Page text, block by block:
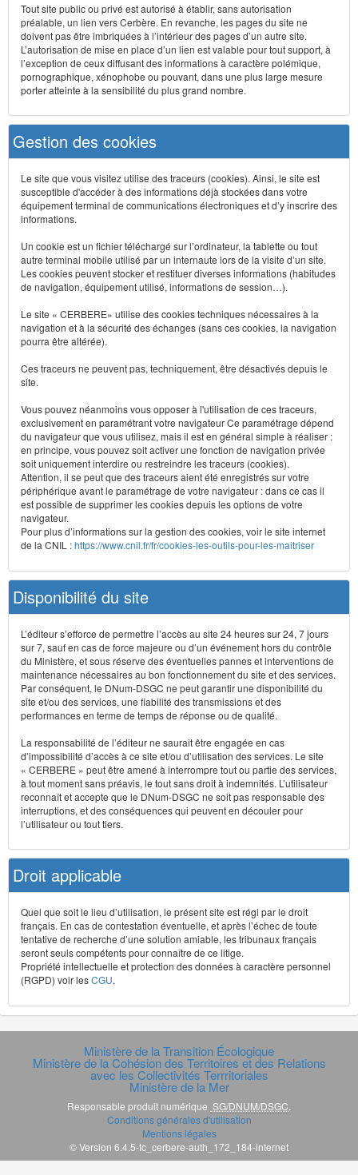
Tout site public ou privé est autorisé à établir, sans autorisation
préalable, un lien vers Cerbère. En revanche, les pages du site ne
doivent pas être imbriquées à l’intérieur des pages d’un autre site.
L’autorisation de mise en place d’un lien est valable pour tout support, à
l’exception de ceux diffusant des informations à caractère polémique,
pornographique, xénophobe ou pouvant, dans une plus large mesure
porter atteinte à la sensibilité du plus grand nombre.
Gestion des cookies
Le site que vous visitez utilise des traceurs (cookies). Ainsi, le site est
susceptible d'accéder à des informations déjà stockées dans votre
équipement terminal de communications électroniques et d’y inscrire des
informations.
Un cookie est un fichier téléchargé sur l’ordinateur, la tablette ou tout
autre terminal mobile utilisé par un internaute lors de la visite d’un site.
Les cookies peuvent stocker et restituer diverses informations (habitudes
de navigation, équipement utilisé, informations de session…).
Le site « CERBERE» utilise des cookies techniques nécessaires à la
navigation et à la sécurité des échanges (sans ces cookies, la navigation
pourra être altérée).
Ces traceurs ne peuvent pas, techniquement, être désactivés depuis le
site.
Vous pouvez néanmoins vous opposer à l'utilisation de ces traceurs,
exclusivement en paramétrant votre navigateur Ce paramétrage dépend
du navigateur que vous utilisez, mais il est en général simple à réaliser :
en principe, vous pouvez soit activer une fonction de navigation privée
soit uniquement interdire ou restreindre les traceurs (cookies).
Attention, il se peut que des traceurs aient été enregistrés sur votre
périphérique avant le paramétrage de votre navigateur : dans ce cas il
est possible de supprimer les cookies depuis les options de votre
navigateur.
Pour plus d’informations sur la gestion des cookies, voir le site internet
de la CNIL :https://www.cnil.fr/fr/cookies-les-outils-pour-les-maitriser
Disponibilité du site
L’éditeur s’efforce de permettre l’accès au site 24 heures sur 24, 7 jours
sur 7, sauf en cas de force majeure ou d’un événement hors du contrôle
du Ministère, et sous réserve des éventuelles pannes et interventions de
maintenance nécessaires au bon fonctionnement du site et des services.
Par conséquent, le DNum-DSGC ne peut garantir une disponibilité du
site et/ou des services, une fiabilité des transmissions et des
performances en terme de temps de réponse ou de qualité.
La responsabilité de l’éditeur ne saurait être engagée en cas
d’impossibilité d’accès à ce site et/ou d’utilisation des services. Le site
« CERBERE » peut être amené à interrompre tout ou partie des services,
à tout moment sans préavis, le tout sans droit à indemnités. L’utilisateur
reconnaît et accepte que le DNum-DSGC ne soit pas responsable des
interruptions, et des conséquences qui peuvent en découler pour
l’utilisateur ou tout tiers.
Droit applicable
Quel que soit le lieu d’utilisation, le présent site est régi par le droit
français. En cas de contestation éventuelle, et après l’échec de toute
tentative de recherche d’une solution amiable, les tribunaux français
seront seuls compétents pour connaître de ce litige.
Propriété intellectuelle et protection des données à caractère personnel
(RGPD) voir lesCGU.
Ministère de la Transition Écologique
Ministère de la Cohésion des Territoires et des Relations
avec les Collectivités Terrritoriales
Ministère de la Mer
Responsable produit numérique SG/DNUM/DSGC
Conditions générales d'utilisation
Mentions légales
© Version 6.4.5-tc_cerbere-auth_172_184-internet